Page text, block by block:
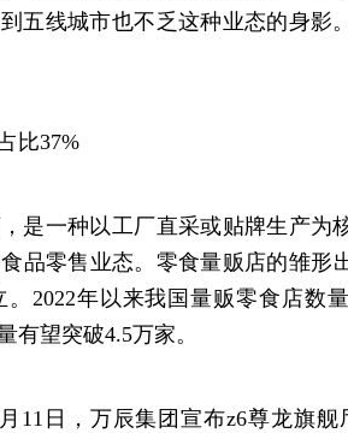
五线城市也不乏这种业态的身影
比37%
是一种以工厂直采或贴牌生产为
品零售业态。零食量贩店的雏形
2022年以来我国量贩零食店数
有望突破4.5万家。
11日，万辰集团宣布z6尊龙旗舰